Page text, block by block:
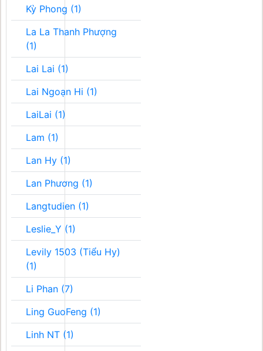
Kỳ Phong (1)
La La Thanh Phượng
(1)
Lai Lai (1)
Lai Ngoạn Hi (1)
LaiLai (1)
Lam (1)
Lan Hy (1)
Lan Phương (1)
Langtudien (1)
Leslie_Y (1)
Levily 1503 (Tiểu Hy)
(1)
Li Phan (7)
Ling GuoFeng (1)
Linh NT (1)